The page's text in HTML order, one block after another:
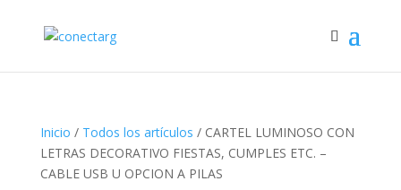
Inicio / Todos los artículos / CARTEL LUMINOSO CON
LETRAS DECORATIVO FIESTAS, CUMPLES ETC. –
CABLE USB U OPCION A PILAS